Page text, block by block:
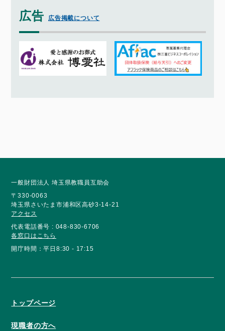
広告 広告掲載について
一般財団法人 埼玉県教職員互助会
〒330-0063
埼玉県さいたま市浦和区高砂3-14-21
アクセス
代表電話番号 : 048-830-6706
各窓口はこちら
開庁時間：平日8:30 - 17:15
トップページ
現職者の方へ